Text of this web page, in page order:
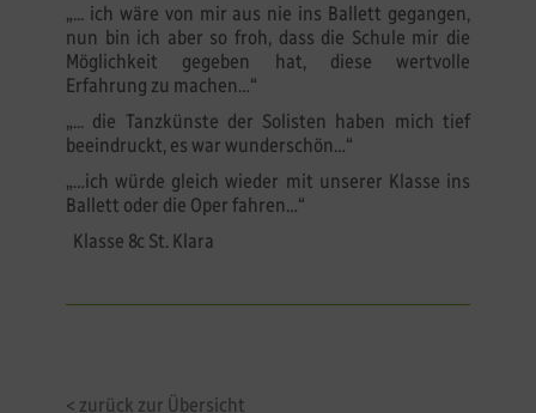
„... ich wäre von mir aus nie ins Ballett gegangen,
nun bin ich aber so froh, dass die Schule mir die
Möglichkeit gegeben hat, diese wertvolle
Erfahrung zu machen…“
„... die Tanzkünste der Solisten haben mich tief
beeindruckt, es war wunderschön…“
„…ich würde gleich wieder mit unserer Klasse ins
Ballett oder die Oper fahren…“
Klasse 8c St. Klara
< zurück zur Übersicht